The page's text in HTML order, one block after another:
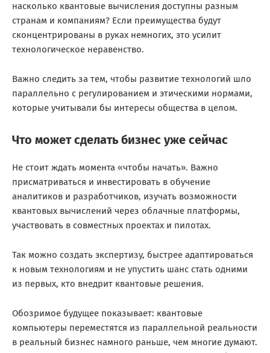
насколько квантовые вычисления доступны разным
странам и компаниям? Если преимущества будут
сконцентрированы в руках немногих, это усилит
технологическое неравенство.
Важно следить за тем, чтобы развитие технологий шло
параллельно с регулированием и этическими нормами,
которые учитывали бы интересы общества в целом.
Что может сделать бизнес уже сейчас
Не стоит ждать момента «чтобы начать». Важно
присматриваться и инвестировать в обучение
аналитиков и разработчиков, изучать возможности
квантовых вычислений через облачные платформы,
участвовать в совместных проектах и пилотах.
Так можно создать экспертизу, быстрее адаптироваться
к новым технологиям и не упустить шанс стать одними
из первых, кто внедрит квантовые решения.
Обозримое будущее показывает: квантовые
компьютеры переместятся из параллельной реальности
в реальный бизнес намного раньше, чем многие думают.